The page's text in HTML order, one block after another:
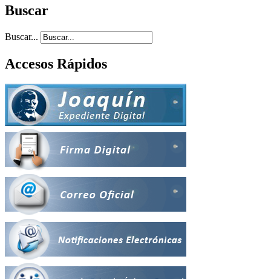
Buscar
Buscar...
Accesos Rápidos